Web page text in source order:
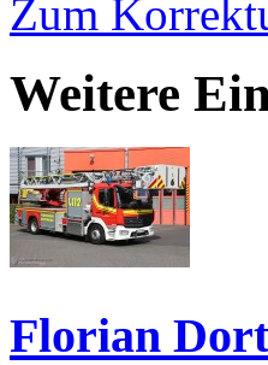
Zum
Weitere
Florian